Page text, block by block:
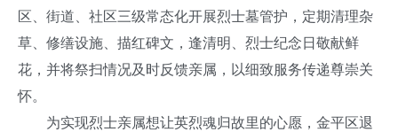
区、街道、社区三级常态化开展烈士墓管护，定期清理杂
草、修缮设施、描红碑文，逢清明、烈士纪念日敬献鲜
花，并将祭扫情况及时反馈亲属，以细致服务传递尊崇关
怀。
为实现烈士亲属想让英烈魂归故里的心愿，金平区退